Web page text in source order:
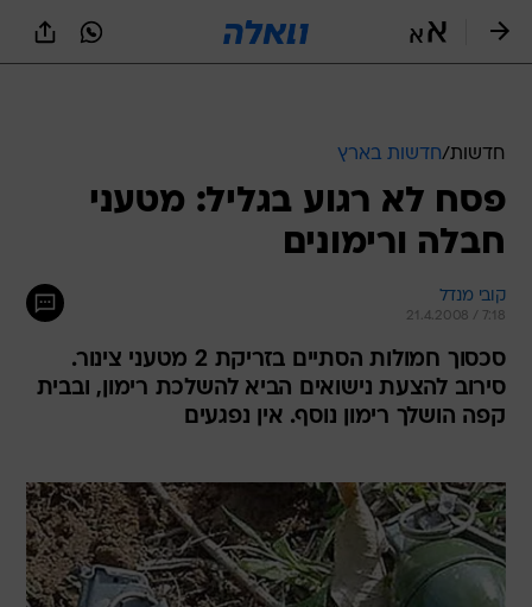
חדשות/חדשות בארץ
פסח לא רגוע בגליל: מטעני
חבלה ורימונים
קובי מנדל
21.4.2008 / 7:18
סכסוך חמולות הסתיים בזריקת 2 מטעני צינור.
סירוב להצעת נישואים הביא להשלכת רימון, ובבית
קפה הושלך רימון נוסף. אין נפגעים